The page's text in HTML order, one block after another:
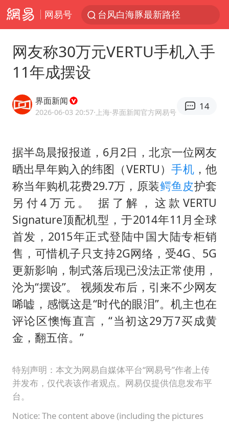
网易号
台风白海豚最新路径
外交部发言人就广岛核爆81周年等答记者问
63岁关之琳否认与27岁模特恋情
郑国霖回应去景区上班被保安拦下
80后女柜员逆袭成4200亿银行副行长
感觉全东北都在等7号
27岁女子成组织卖淫集团主犯被通缉
泰国一女公务员妆容引争议 本人回应
扎哈罗娃批广岛市长不提美国原子弹
首次证实！“胶球”存在
东方甄选被判赔偿江小白30万元
奋进开新局 实干挑大梁
网友称30万元VERTU手机入手
11年成摆设
界面新闻
2026-06-03 20:57·上海·界面新闻官方网易号
14
据半岛晨报报道，6月2日，北京一位网友
晒出早年购入的纬图（VERTU）手机，他
称当年购机花费29.7万，原装鳄鱼皮护套
另付4万元。 据了解，这款VERTU
Signature顶配机型，于2014年11月全球
首发，2015年正式登陆中国大陆专柜销
售，可惜机子只支持2G网络，受4G、5G
更新影响，制式落后现已没法正常使用，
沦为“摆设”。 视频发布后，引来不少网友
唏嘘，感慨这是“时代的眼泪”。机主也在
评论区懊悔直言，“当初这29万7买成黄
金，翻五倍。”
特别声明：本文为网易自媒体平台“网易号”作者上传
并发布，仅代表该作者观点。网易仅提供信息发布平
台。
Notice: The content above (including the pictures